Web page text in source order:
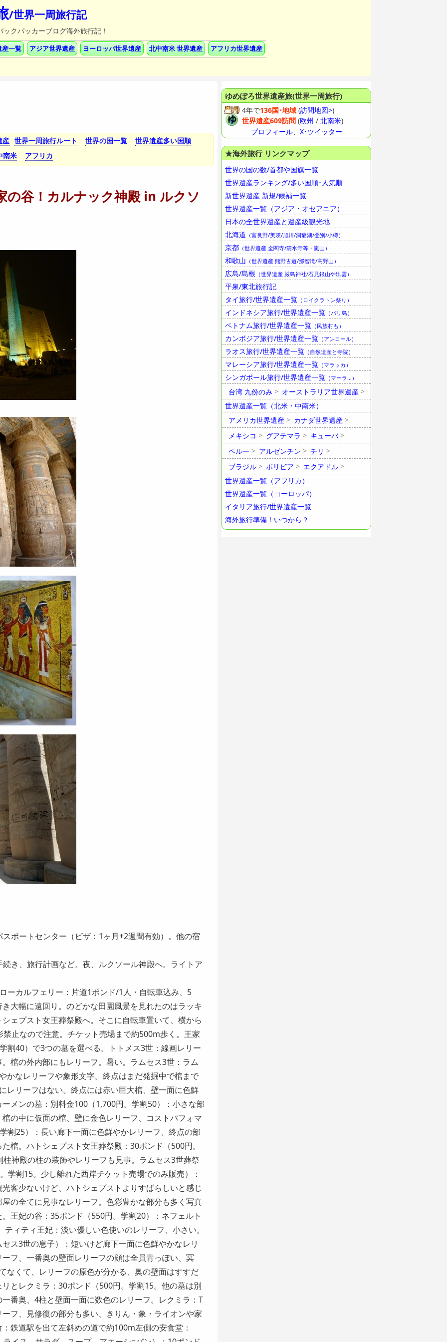
/世界一周旅行記
クパッカーブログ海外旅行記！
産一覧 アジア世界遺産 ヨーロッパ世界遺産 北中南米 世界遺産 アフリカ世界遺産
産 世界一周旅行ルート 世界の国一覧
世界遺産多い国順
南米
アフリカ
の谷！カルナック神殿 in ルクソ
ポートセンター（ビザ：1ヶ月+2週間有効）。他の宿
き、旅行計画など。夜、ルクソール神殿へ。ライトア
ーカルフェリー：片道1ポンド/1人・自転車込み、5
大幅に遠回り。のどかな田園風景を見れたのはラッキ
ェプスト女王葬祭殿へ。そこに自転車置いて、横から
止なので注意。チケット売場まで約500m歩く。王家
割40）で3つの墓を選べる。トトメス3世：線画レリー
棺の外内部にもレリーフ。暑い。ラムセス3世：ラム
かなレリーフや象形文字。終点はまだ発掘中で棺まで
レリーフはない。終点には赤い巨大棺、壁一面に色鮮
メンの墓：別料金100（1,700円。学割50）：小さな部
の中に仮面の棺、壁に金色レリーフ、コストパフォマ
割25）：長い廊下一面に色鮮やかレリーフ、終点の部
棺。ハトシェプスト女王葬祭殿：30ポンド（500円。
神殿の柱の装飾やレリーフも見事。ラムセス3世葬祭
学割15。少し離れた西岸チケット売場でのみ販売）：
客少ないけど、ハトシェプストよりすばらしいと感じ
の全てに見事なレリーフ。色彩豊かな部分も多く写真
王妃の谷：35ポンド（550円。学割20）：ネフェルト
ィティ王妃：淡い優しい色使いのレリーフ、小さい。
ス3世の息子）：短いけど廊下一面に色鮮やかなレリ
フ、一番奥の壁面レリーフの顔は全員青っぽい、冥
なくて、レリーフの原色が分かる、奥の壁面はすすだ
とレクミラ：30ポンド（500円。学割15。他の墓は別
番奥、4柱と壁面一面に数色のレリーフ。レクミラ：T
フ、見修復の部分も多い、きりん・象・ライオンや家
鉄道駅を出て左斜めの道で約100m左側の安食堂：
ゆめぽろ世界遺産旅(世界一周旅行)
4年で136国･地域 (訪問地図>)
世界遺産609訪問 (欧州 / 北南米)
プロフィール、 X･ツイッター
★海外旅行 リンクマップ
世界の国の数/首都や国旗一覧
世界遺産ランキング/多い国順･人気順
新世界遺産 新規/候補一覧
世界遺産一覧（アジア・オセアニア）
日本の全世界遺産と遺産級観光地
北海道 （富良野/美瑛/旭川/洞爺湖/登別/小樽）
京都 （世界遺産 金閣寺/清水寺等・嵐山）
和歌山 （世界遺産 熊野古道/那智滝/高野山）
広島/島根 （世界遺産 厳島神社/石見銀山や出雲）
平泉/東北旅行記
タイ旅行/世界遺産一覧 （ロイクラトン祭り）
インドネシア旅行/世界遺産一覧 （バリ島）
ベトナム旅行/世界遺産一覧 （民族村も）
カンボジア旅行/世界遺産一覧 （アンコール）
ラオス旅行/世界遺産一覧 （自然遺産と寺院）
マレーシア旅行/世界遺産一覧 （マラッカ）
シンガポール旅行/世界遺産一覧 （マーラ…）
台湾 九份のみ
オーストラリア世界遺産
世界遺産一覧（北米・中南米）
アメリカ世界遺産
カナダ世界遺産
メキシコ
グアテマラ
キューバ
ペルー
アルゼンチン
チリ
ブラジル
ボリビア
エクアドル
世界遺産一覧（アフリカ）
世界遺産一覧（ヨーロッパ）
イタリア旅行/世界遺産一覧
海外旅行準備！いつから？